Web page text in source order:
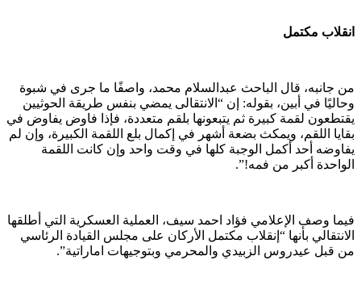
انقلاب مكتمل
من جانبه، قال الباحث عبدالسلام محمد، واصفًا ما جرى في شبوة
وحاليًا في أبين، بقوله: إن “الانتقالى يمضي بنفس طريقة الحوثيين
يقتطعون لقمة كبيرة ثم يتبعونها بلقم متعددة، فإذا فاوض يفاوض في
بقايا اللقم، ويمكث بضعة أشهر في إكمال بلع اللقمة الكبيرة، وإن لم
يفاوضه أحد أكمل الوجبة كلها في وقت واحد وإن كانت اللقمة
الواحدة أكبر من فمه!”.
فيما وصف الإعلامي فؤاد احمد سيف، العملية العسكرية التي أطلقها
الانتقالي بأنها “إنقلاب مكتمل الأركان على مجلس القيادة الرئاسي
من قبل عيدروس الزبيدي والمحرمي وبتوجيهات اماراتية”.